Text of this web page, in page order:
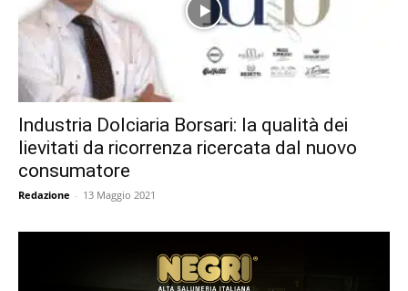
Industria Dolciaria Borsari: la qualità dei
lievitati da ricorrenza ricercata dal nuovo
consumatore
Redazione - 13 Maggio 2021